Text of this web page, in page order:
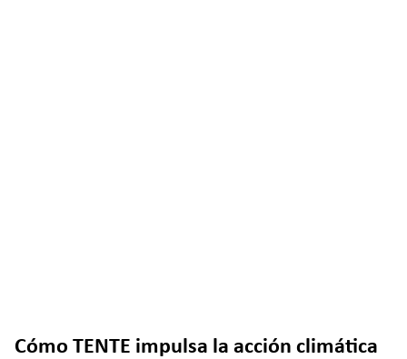
Cómo TENTE impulsa la acción climática